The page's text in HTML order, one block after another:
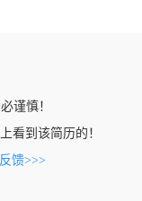
谨慎！
看到该简历的！
馈>>>